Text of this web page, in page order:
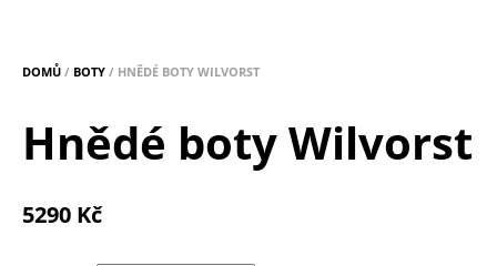
DOMŮ / BOTY / HNĚDÉ BOTY WILVORST
Hnědé boty Wilvorst
5290 Kč